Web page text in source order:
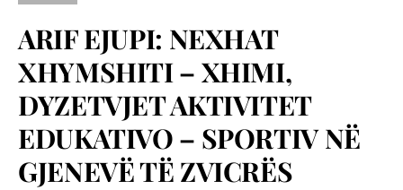
ARIF EJUPI: NEXHAT
XHYMSHITI – XHIMI,
DYZETVJET AKTIVITET
EDUKATIVO – SPORTIV NË
GJENEVË TË ZVICRËS